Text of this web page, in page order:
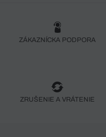
ZÁKAZNÍCKA PODPORA
ZRUŠENIE A VRÁTENIE